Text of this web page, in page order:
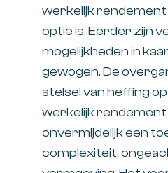
werkelijk rendement
optie is. Eerder zijn
mogelijkheden in
gewogen. De
stelsel van heffing
werkelijk
onvermijdelijk een
complexiteit,